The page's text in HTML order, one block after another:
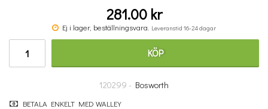
Komplett Sångteknik - svenska (Cathrine Sadolin)
281.00 kr
Ej i lager, beställningsvara. Leveranstid 16-24 dagar
KÖP
120299 - Bosworth
BETALA ENKELT MED WALLEY